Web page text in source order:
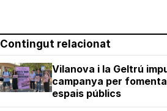
Contingut relacionat
Vilanova i la Geltrú
campanya per
espais públics